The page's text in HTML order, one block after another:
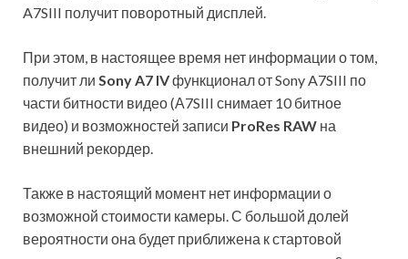
A7SIII получит поворотный дисплей.
При этом, в настоящее время нет информации о том,
получит ли Sony A7 IVфункционал от Sony A7SIII по
части битности видео (А7SIII снимает 10 битное
видео) и возможностей записи ProRes RAW на
внешний рекордер.
Также в настоящий момент нет информации о
возможной стоимости камеры. С большой долей
вероятности она будет приближена к стартовой